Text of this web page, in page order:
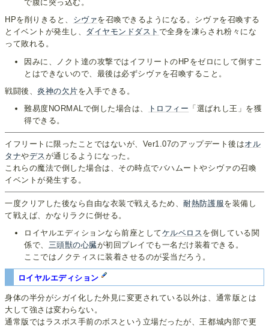
で腹に突っ込む。
HPを削りきると、 シヴァを召喚できるようになる。シヴァを召喚する
とイベントが発生し、 ダイヤモンドダスト で全身を凍らされ粉々にな
って敗れる。
因みに、ノクト達の攻撃ではイフリートのHPをゼロにして倒すこ
とはできないので、最後は必ずシヴァを召喚すること。
戦闘後、炎神の欠片を入手できる。
難易度NORMALで倒した場合は、
トロフィー 「選ばれし王」を獲
得できる。
イフリートに限ったことではないが、Ver1.07のアップデート後はオル
タナやデス が通じるようになった。
これらの魔法で倒した場合は、その時点でバハムートやシヴァの召喚
イベントが発生する。
一度クリアした後なら自由な衣装で戦えるため、耐熱防護服を装備し
て戦えば、かなりラクに倒せる。
ロイヤルエディションなら前座としてケルベロスを倒している関
係で、 三頭獣の心臓が初回プレイでも一名だけ装着できる。
ここではノクティスに装着させるのが妥当だろう。
ロイヤルエディション
身体の半分がシガイ化した外見に変更されている以外は、通常版とは
大して強さは変わらない。
通常版ではラスボス手前のボスという立場だったが、王都城内部で更